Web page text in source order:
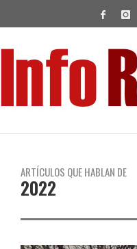
ARTÍCULOS QUE HABLAN DE
2022